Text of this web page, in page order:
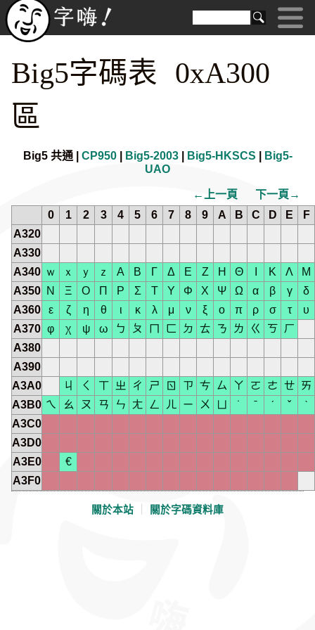
Big5字碼表 0xA300
區
Big5 共通 | CP950| Big5-2003| Big5-HKSCS
Big5-
UAO
←上一頁
下一頁→
0
1 2 3 4 5 6 7 8 9 A B C D E
F
A320
A330
A340 ｗ ｘ ｙ ｚ Α Β Γ Δ Ε Ζ Η Θ Κ Λ
Μ
A350
Ν Ξ Ο Π Ρ Σ Τ Υ Φ Χ Ψ Ω α β γ
δ
A360
ε ζ η θ ι κ λ μ ν ξ ο π ρ σ τ
υ
A370 φ χ ψ ω ㄅ ㄆ ㄇ ㄈ ㄉ ㄊ ㄋ ㄌ ㄍ ㄎ ㄏ
A380
A390
A3A0
ㄐ ㄑ ㄒ ㄓ ㄔ ㄕ ㄖ ㄗ ㄘ ㄙ ㄚ ㄛ ㄜ ㄝ ㄞ
A3B0 ㄟ ㄠ ㄡ ㄢ ㄣ ㄤ ㄥ ㄦ ㄧ ㄨ ㄩ ˙ ˉ ˊ ˇ
ˋ
A3C0
A3D0
A3E0
€
A3F0
關於本站 關於字碼資料庫